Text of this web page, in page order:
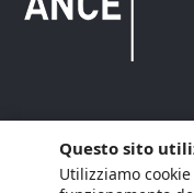
Copyright © 2021
Privacy
Arianna
Questo sito
Utilizziamo